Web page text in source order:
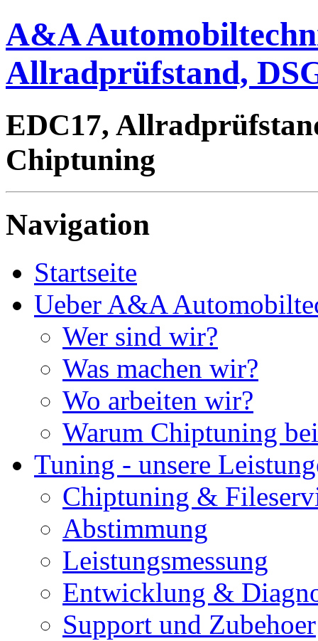
A&A
Allradprüfstand,
EDC17,
Chiptuning
Navigation
Startseite
Ueber A&A
Wer sind wir?
Was machen wir?
Wo arbeiten wir?
Warum Chiptuning
Tuning - unsere
Chiptuning &
Abstimmung
Leistungsmessung
Entwicklung &
Support und Zubehoer